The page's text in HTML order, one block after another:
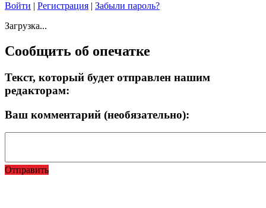
Войти | Регистрация | Забыли пароль?
Загрузка...
Сообщить об опечатке
Текст, который будет отправлен нашим
редакторам:
Ваш комментарий (необязательно):
Отправить